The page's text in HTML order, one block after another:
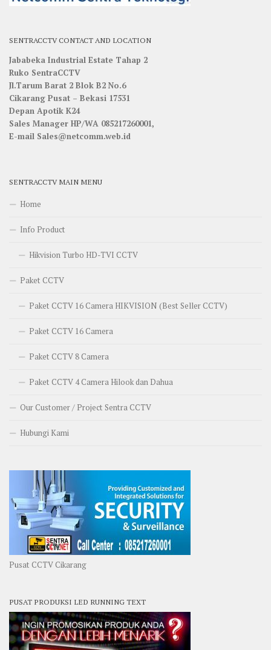
SENTRACCTV CONTACT AND LOCATION
Jababeka Industrial Estate Tahap 2
Ruko SentraCCTV
Jl.Tarum Barat 2 Blok B2 No.6
Cikarang Pusat – Bekasi 17531
Depan Apotik K24
Sales Manager HP/WA 085217260001,
E-mail Sales@netcomm.web.id
SENTRACCTV MAIN MENU
Home
Info Product
Hikvision Turbo HD-TVI CCTV
Paket CCTV
Paket CCTV 16 Camera HIKVISION (Best Seller CCTV)
Paket CCTV 16 Camera
Paket CCTV 8 Camera
Paket CCTV 4 Camera Hilook dan Dahua
Our Customer / Project Sentra CCTV
Hubungi Kami
Pusat CCTV Cikarang
PUSAT PRODUKSI LED RUNNING TEXT